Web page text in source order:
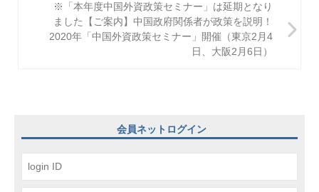
ン
※「本年度中国外資政策セミナー」は延期となり
ました【ご案内】中国政府関係者が政策を説明！
2020年「中国外資政策セミナー」開催（東京2月4
日、大阪2月6日）
会員ネットログイン